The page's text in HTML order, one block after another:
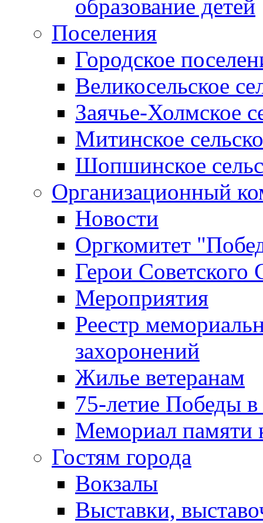
образование детей
Поселения
Городское
Великосельское
Заячье-Холмское
Митинское
Шопшинское
Организационный
Новости
Оргкомитет
Герои Советского
Мероприятия
Реестр
захоронений
Жилье ветеранам
75-летие Победы
Мемориал памяти
Гостям города
Вокзалы
Выставки,